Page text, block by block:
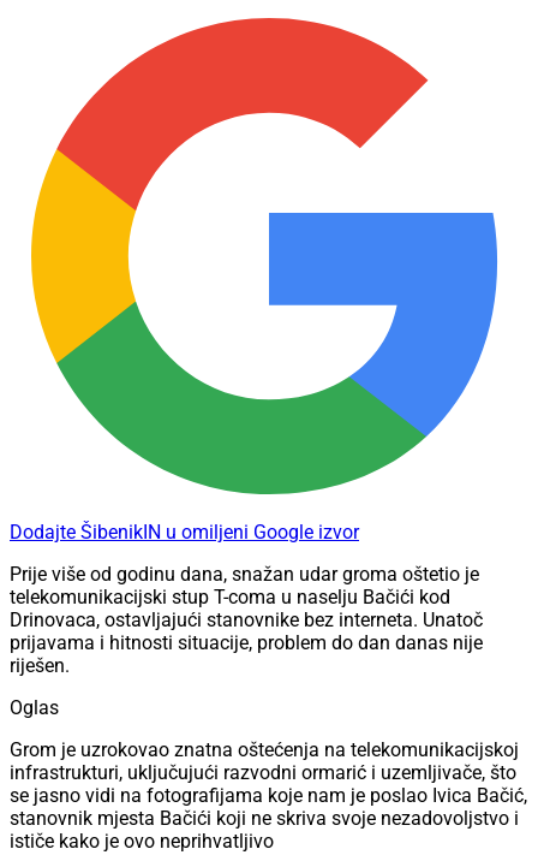
Dodajte ŠibenikIN u omiljeni Google izvor
Prije više od godinu dana, snažan udar groma oštetio je
telekomunikacijski stup T-coma u naselju Bačići kod
Drinovaca, ostavljajući stanovnike bez interneta. Unatoč
prijavama i hitnosti situacije, problem do dan danas nije
riješen.
Oglas
Grom je uzrokovao znatna oštećenja na telekomunikacijskoj
infrastrukturi, uključujući razvodni ormarić i uzemljivače, što
se jasno vidi na fotografijama koje nam je poslao Ivica Bačić,
stanovnik mjesta Bačići koji ne skriva svoje nezadovoljstvo i
ističe kako je ovo neprihvatljivo